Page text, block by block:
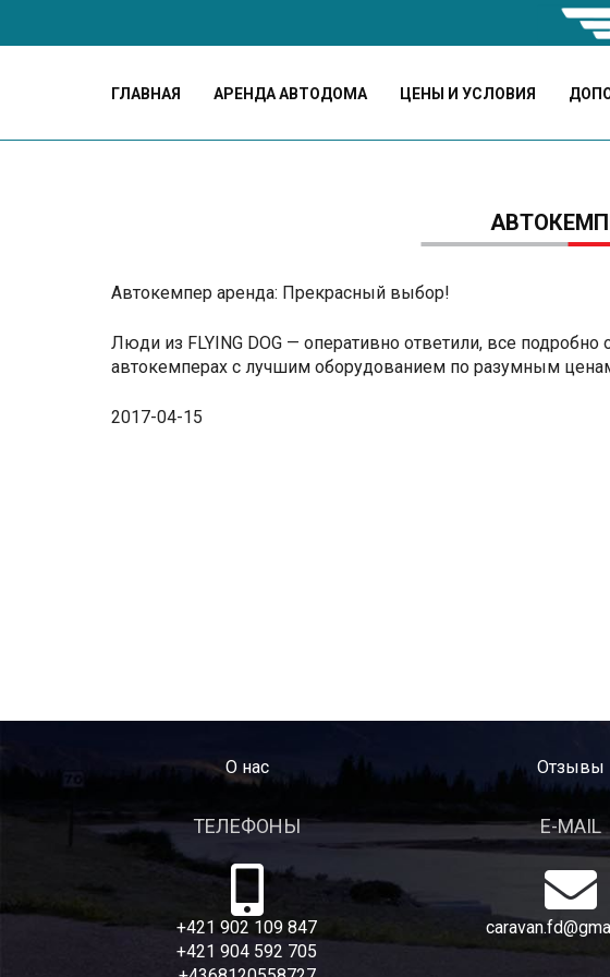
ГЛАВНАЯ АРЕНДА АВТОДОМА ЦЕНЫ И УСЛОВИЯ
Автокемпер аренда: Прекрасный выбор!
Люди из FLYING DOG — оперативно ответили, все
автокемперах с лучшим оборудованием по разумным
2017-04-15
O нас Отзывы
ТЕЛЕФОНЫ
+421 902 109 847
+421 904 592 705
E-MAIL